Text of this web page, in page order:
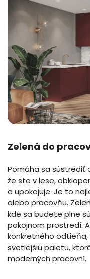
Zelená do
Pomáha sa sústrediť
že ste v lese,
a upokojuje. Je to
alebo pracovňu.
kde sa budete plne
pokojnom prostredí.
konkretného
svetlejšiu paletu,
moderných pracovní.